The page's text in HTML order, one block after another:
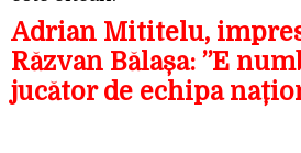
Adrian Mititelu,
Răzvan Bălașa: ”E
jucător de echipa